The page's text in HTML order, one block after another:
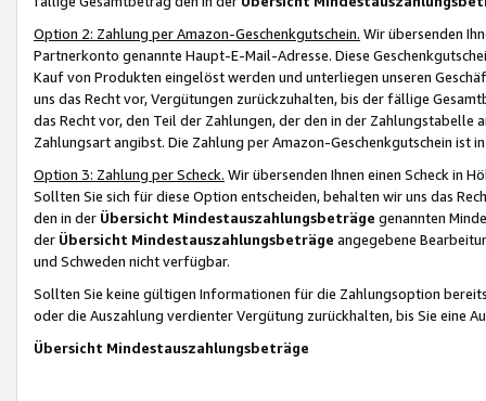
Option 2: Zahlung per Amazon-Geschenkgutschein. Wir übersenden
Partnerkonto genannte Haupt-E-Mail-Adresse. Diese
Kauf von Produkten eingelöst werden und unterliegen unseren
uns das Recht vor, Vergütungen zurückzuhalten, bis der fällige
das Recht vor, den Teil der Zahlungen, der den in der
Zahlungsart angibst. Die Zahlung per Amazon-Geschenkgutschein ist
Option 3: Zahlung per Scheck. Wir übersenden Ihnen einen Scheck in
Sollten Sie sich für diese Option entscheiden, behalten wir uns das
den in der Übersicht Mindestauszahlungsbeträge genannten
der Übersicht Mindestauszahlungsbeträge angegebene
und Schweden nicht verfügbar.
Sollten Sie keine gültigen Informationen für die Zahlungsoption
oder die Auszahlung verdienter Vergütung zurückhalten, bis Sie
Übersicht Mindestauszahlungsbeträge